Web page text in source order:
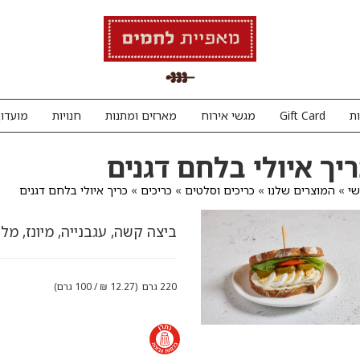
Gift Card מגשי אירוח מארזים ומתנות חנויות
איולי בלחם דגנים
» המוצרים שלנו » כריכים וסלטים » כריכים » כריך איולי בלחם דגנים
ביצה קשה, עגבנייה, מיונז,
220 גרם (12.27 ₪ / 100 גרם)